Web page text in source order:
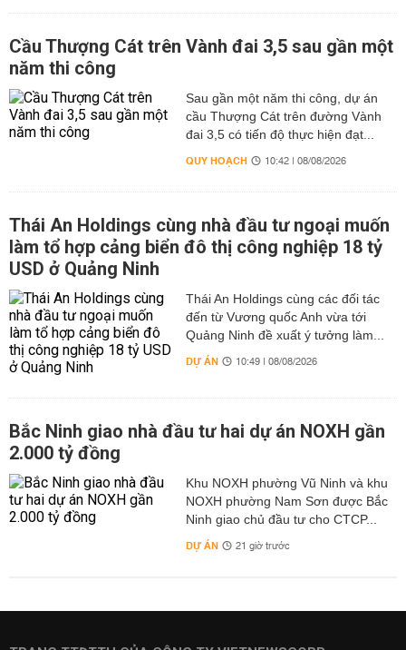
Cầu Thượng Cát trên Vành đai 3,5 sau gần một
năm thi công
Sau gần một năm thi công, dự án
cầu Thượng Cát trên đường Vành
đai 3,5 có tiến độ thực hiện đạt...
QUY HOẠCH 10:42 | 08/08/2026
Thái An Holdings cùng nhà đầu tư ngoại muốn
làm tổ hợp cảng biển đô thị công nghiệp 18 tỷ
USD ở Quảng Ninh
Thái An Holdings cùng các đối tác
đến từ Vương quốc Anh vừa tới
Quảng Ninh đề xuất ý tưởng làm...
DỰ ÁN 10:49 | 08/08/2026
Bắc Ninh giao nhà đầu tư hai dự án NOXH gần
2.000 tỷ đồng
Khu NOXH phường Vũ Ninh và khu
NOXH phường Nam Sơn được Bắc
Ninh giao chủ đầu tư cho CTCP...
DỰ ÁN 21 giờ trước